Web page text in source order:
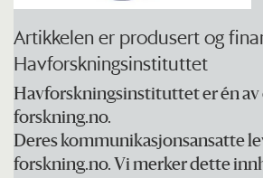
Artikkelen er produsert og
Havforskningsinstituttet
Havforskningsinstituttet er én av
forskning.no.
Deres kommunikasjonsansatte
forskning.no. Vi merker dette